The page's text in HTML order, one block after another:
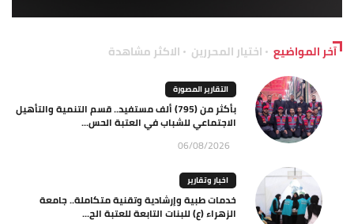
آخر المواضيع اختيار المحررين الاكثر مشاهدة
التقارير المصورة
بأكثر من (795) ألف مستفيد.. قسم التنمية والتأهيل
الاجتماعي للشباب في العتبة الحس...
06/08/2026
اخبار وتقارير
خدمات طبية وإرشادية وتقنية متكاملة.. جامعة
الزهراء (ع) للبنات التابعة للعتبة الح...